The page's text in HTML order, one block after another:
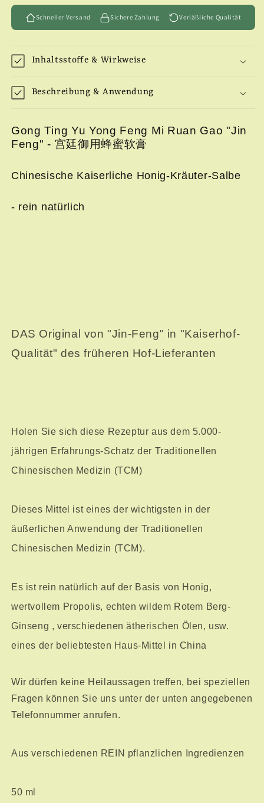
Feng&quot;
Feng&quot;
Schneller Versand Sichere Zahlung Verläßliche Qualität
Inhaltsstoffe & Wirkweise
Beschreibung & Anwendung
Gong Ting Yu Yong Feng Mi Ruan Gao "Jin
Feng" - 宫廷御用蜂蜜软膏
Chinesische Kaiserliche Honig-Kräuter-Salbe
- rein natürlich
DAS Original von "Jin-Feng" in "Kaiserhof-
Qualität" des früheren Hof-Lieferanten
Holen Sie sich diese Rezeptur aus dem 5.000-
jährigen Erfahrungs-Schatz der Traditionellen
Chinesischen Medizin (TCM)
Dieses Mittel ist eines der wichtigsten in der
äußerlichen Anwendung der Traditionellen
Chinesischen Medizin (TCM).
Es ist rein natürlich auf der Basis von Honig,
wertvollem Propolis, echten wildem Rotem Berg-
Ginseng , verschiedenen ätherischen Ölen, usw.
eines der beliebtesten Haus-Mittel in China
Wir dürfen keine Heilaussagen treffen, bei speziellen
Fragen können Sie uns unter der unten angegebenen
Telefonnummer anrufen.
Aus verschiedenen REIN pflanzlichen Ingredienzen
50 ml